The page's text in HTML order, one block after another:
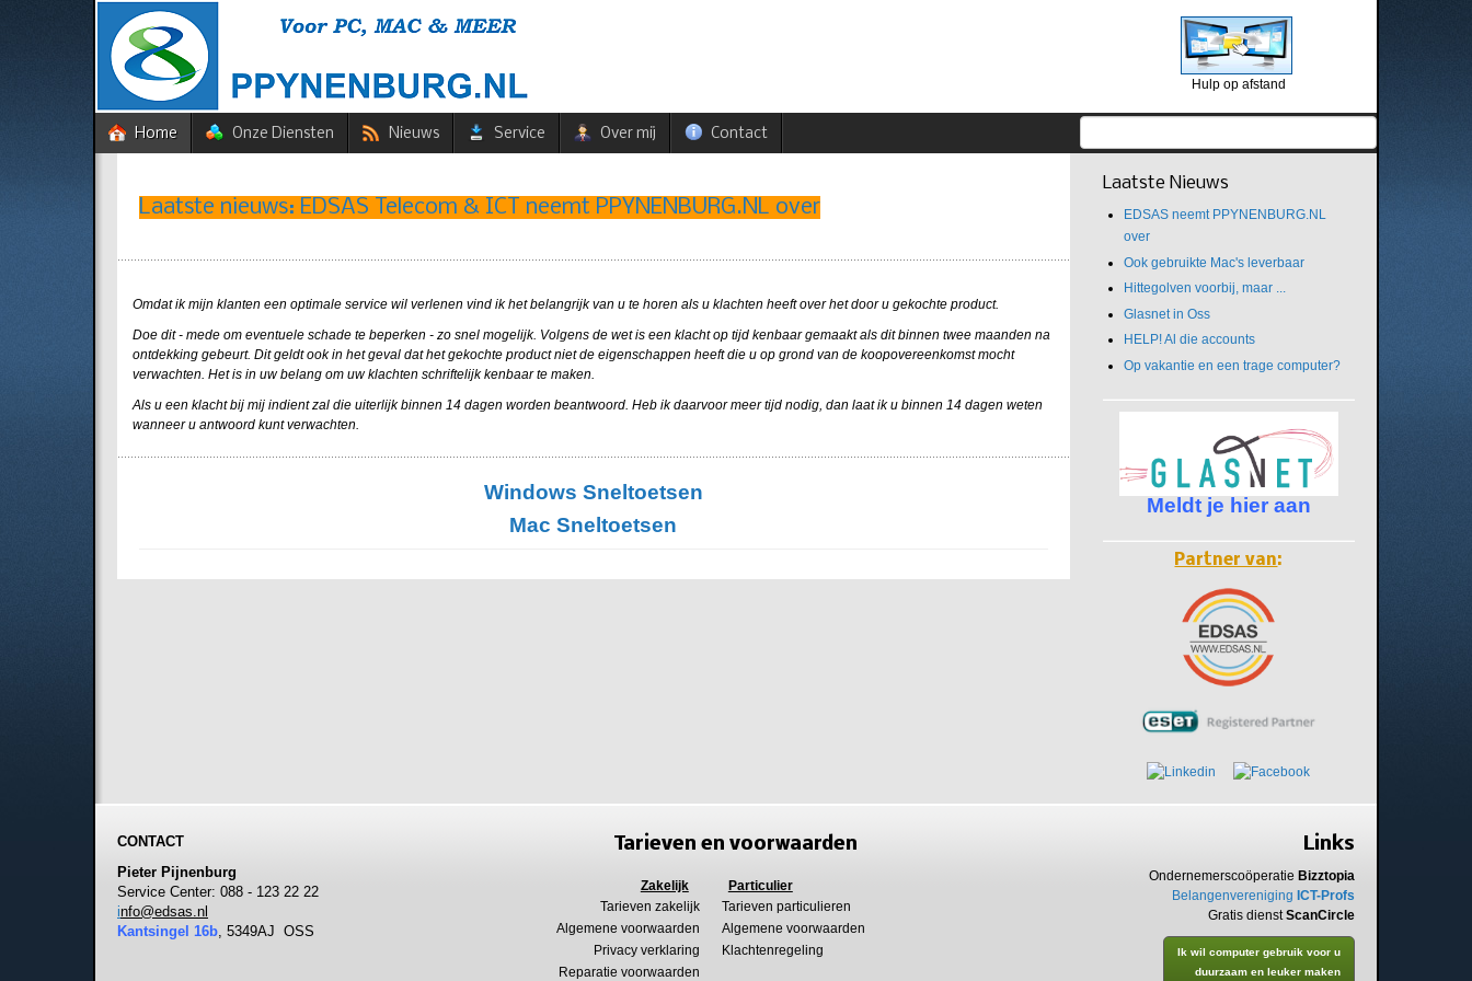
Hulp op afstand
Home Onze Diensten Nieuws Service Over mij Contact
Laatste nieuws: EDSAS Telecom & ICT neemt PPYNENBURG.NL over
Omdat ik mijn klanten een optimale service wil verlenen vind ik het belangrijk van u te horen als u klachten heeft over het door u gekochte product.
Doe dit - mede om eventuele schade te beperken - zo snel mogelijk. Volgens de wet is een klacht op tijd kenbaar gemaakt als dit binnen twee maanden na
ontdekking gebeurt. Dit geldt ook in het geval dat het gekochte product niet de eigenschappen heeft die u op grond van de koopovereenkomst mocht
verwachten. Het is in uw belang om uw klachten schriftelijk kenbaar te maken.
Als u een klacht bij mij indient zal die uiterlijk binnen 14 dagen worden beantwoord. Heb ik daarvoor meer tijd nodig, dan laat ik u binnen 14 dagen weten
wanneer u antwoord kunt verwachten.
Windows Sneltoetsen
Mac Sneltoetsen
Laatste Nieuws
EDSAS neemt PPYNENBURG.NL
over
Ook gebruikte Mac's leverbaar
Hittegolven voorbij, maar ...
Glasnet in Oss
HELP! Al die accounts
Op vakantie en een trage computer?
Meldt je hier aan
Partner van:
CONTACT
Pieter Pijnenburg
Service Center: 088 - 123 22 22
info@edsas.nl
Kantsingel 16b , 5349AJ OSS
Tarieven en voorwaarden
Zakelijk
Particulier
Tarieven zakelijk
Tarieven particulieren
Algemene voorwaarden
Algemene voorwaarden
Privacy verklaring
Klachtenregeling
Reparatie voorwaarden
Links
Ondernemerscoöperatie Bizztopia
Belangenvereniging ICT-Profs
Gratis dienstScanCircle
Ik wil computer gebruik voor u
duurzaam en leuker maken